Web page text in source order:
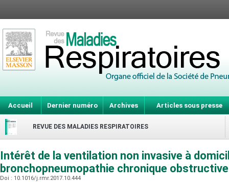
Accueil Dernier numéro Archives Articles sous presse
REVUE DES MALADIES RESPIRATOIRES
Intérêt de la ventilation non invasive à
bronchopneumopathie chronique
Doi : 10.1016/j.rmr.2017.10.444